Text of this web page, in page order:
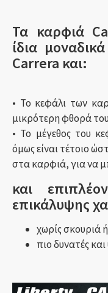
Τα καρφιά
ίδια
Carrera και:
• Το κεφάλι των
μικρότερη φθορά
• Το μέγεθος του
όμως είναι τέτοιο
στα καρφιά, για να
και
επικάλυψης
χωρίς σκουριά
πιο δυνατές και